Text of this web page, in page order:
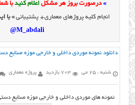
» درصورت بروز هر مشکل اعلام کنیدبا
انجام کلیه پروژهای معماری+ پشتیبانی» با
M_abdali@
دانلود نمونه موردی داخلی و خارجی موزه صنایع
شنبه ، 25 می 703 بازدید پروژه معماری
نمونه های موردی داخلی و خارجی موزه صنایع